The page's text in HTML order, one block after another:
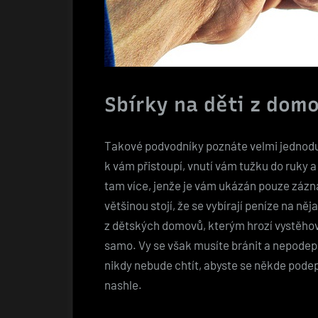
Sbírky na děti z
Takové podvodníky poznáte velmi
k vám přistoupí, vnutí vám tužku do ruky
tam více, jenže je vám ukázán pouze
většinou stojí, že se vybírají peníze na
z dětských domovů, kterým hrozí
samo. Vy se však musíte bránit a
nikdy nebude chtít, abyste se někde
nashle.